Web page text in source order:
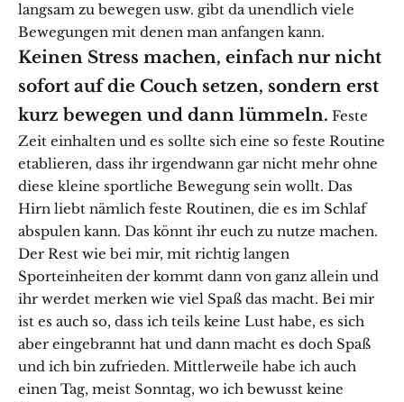
langsam zu bewegen usw. gibt da unendlich viele
Bewegungen mit denen man anfangen kann.
Keinen Stress machen, einfach nur nicht
sofort auf die Couch setzen, sondern erst
kurz bewegen und dann lümmeln. Feste
Zeit einhalten und es sollte sich eine so feste Routine
etablieren, dass ihr irgendwann gar nicht mehr ohne
diese kleine sportliche Bewegung sein wollt. Das
Hirn liebt nämlich feste Routinen, die es im Schlaf
abspulen kann. Das könnt ihr euch zu nutze machen.
Der Rest wie bei mir, mit richtig langen
Sporteinheiten der kommt dann von ganz allein und
ihr werdet merken wie viel Spaß das macht. Bei mir
ist es auch so, dass ich teils keine Lust habe, es sich
aber eingebrannt hat und dann macht es doch Spaß
und ich bin zufrieden. Mittlerweile habe ich auch
einen Tag, meist Sonntag, wo ich bewusst keine